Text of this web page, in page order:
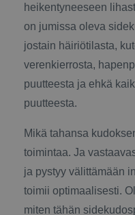
heikentyneeseen
on jumissa oleva
jostain häiriötilasta,
verenkierrosta,
puutteesta ja ehkä
puutteesta.
Mikä tahansa
toimintaa. Ja
ja pystyy välittämään
toimii optimaalisesti.
miten tähän